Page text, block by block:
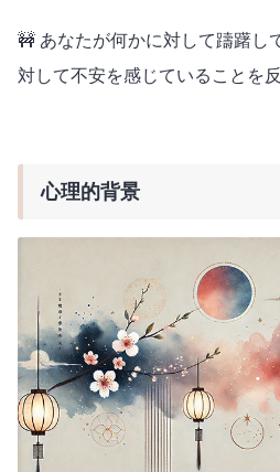
🚧 あなたが何かに対して躊躇し
対して不安を感じていることを
心理的背景